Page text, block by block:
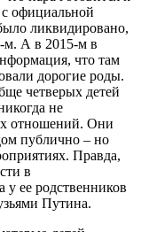
с официальной
ликвидировано,
м. А в 2015-м в
что там
дорогие роды.
четверых детей
не
отношений. Они
публично – но
Правда,
в
у ее родственников
Путина.